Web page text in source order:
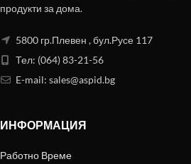
продукти за дома.
5800 гр.Плевен , бул.Русе 117
Тел: (064) 83-21-56
E-mail: sales@aspid.bg
ИНФОРМАЦИЯ
Работно Време